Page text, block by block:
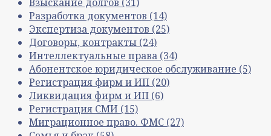
Разработка документов (14)
Экспертиза документов (25)
Договоры, контракты (24)
Интеллектуальные права (34)
Абонентское юридическое обслуживание (5)
Регистрация фирм и ИП (20)
Ликвидация фирм и ИП (6)
Регистрация СМИ (15)
Миграционное право. ФМС (27)